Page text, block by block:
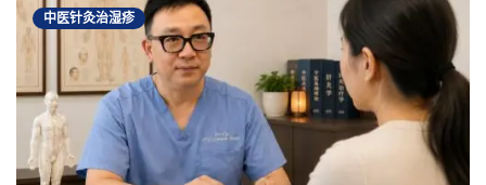
中医针灸治湿疹